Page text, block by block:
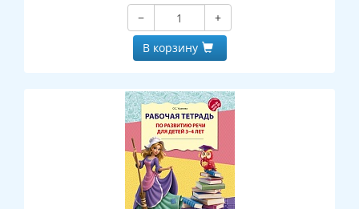
−
+
В корзину